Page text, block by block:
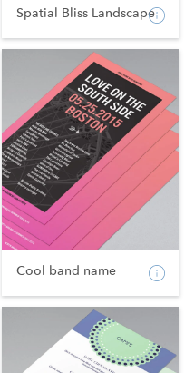
Spatial Bliss Landscape
Cool band name